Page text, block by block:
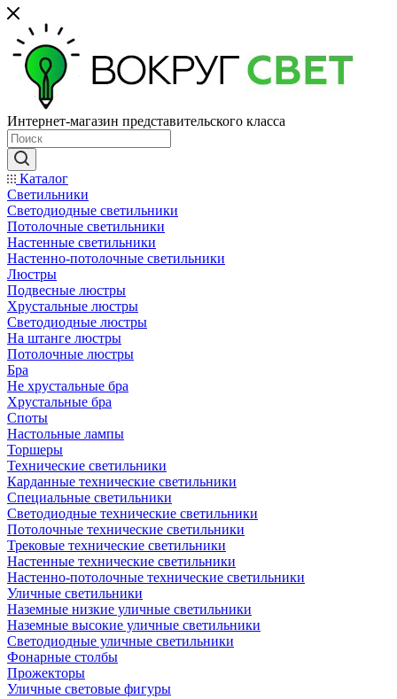
Интернет-магазин представительского класса
Каталог
Светильники
Светодиодные светильники
Потолочные светильники
Настенные светильники
Настенно-потолочные светильники
Люстры
Подвесные люстры
Хрустальные люстры
Светодиодные люстры
На штанге люстры
Потолочные люстры
Бра
Не хрустальные бра
Хрустальные бра
Споты
Настольные лампы
Торшеры
Технические светильники
Карданные технические светильники
Специальные светильники
Светодиодные технические светильники
Потолочные технические светильники
Трековые технические светильники
Настенные технические светильники
Настенно-потолочные технические светильники
Уличные светильники
Наземные низкие уличные светильники
Наземные высокие уличные светильники
Светодиодные уличные светильники
Фонарные столбы
Прожекторы
Уличные световые фигуры